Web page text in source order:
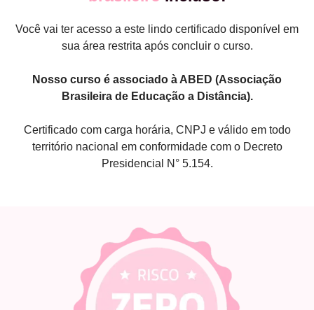
Você vai ter acesso a este lindo certificado disponível em
sua área restrita após concluir o curso.
Nosso curso é associado à ABED (Associação
Brasileira de Educação a Distância).
Certificado com carga horária, CNPJ e válido em todo
território nacional em conformidade com o Decreto
Presidencial N° 5.154.